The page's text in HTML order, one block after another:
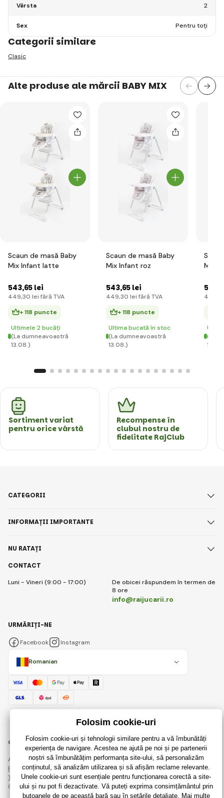
Vârsta 2
Sex Pentru toți
Categorii similare
Clasic
Alte produse ale mărcii BABY MIX
Scaun de masă Baby
Mix Infant latte
543,65 lei
449,30 lei fără TVA
+ 118 puncte
Ultimele 2 bucăți
(La dumneavoastră
13.08.)
Scaun de masă Baby
Mix Infant roz
543,65 lei
449,30 lei fără TVA
+ 118 puncte
Ultima bucată în stoc
(La dumneavoastră
13.08.)
Mix
510
422
(La
Sortiment variat
pentru orice vârstă
Recompense în
clubul nostru de
fidelitate RajClub
CONTACT
Luni - Vineri (9:00 - 17:00)
De obicei răspundem în termen de
8 ore
info@raijucarii.ro
CATEGORII
INFORMAȚII IMPORTANTE
NU RATAȚI
Romanian
URMĂRIȚI-NE
Facebook Instagram
© 2018 - 2026 RaiJucării.ro, Toate drepturile rezervate
Această pagină este protejată prin reCAPTCHA și se aplică
Regulile de protecție a datelor personalecompaniile Google și ale lor
Termeni și condiții.
Crearea de magazine online eficiente de laRIESENIA